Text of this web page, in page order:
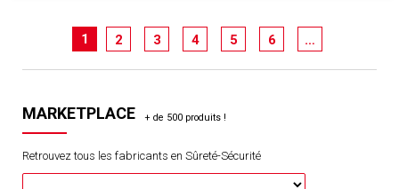
1 2 3 4 5 6 …
MARKETPLACE
Retrouvez tous les fabricants en Sûreté-Sécurité